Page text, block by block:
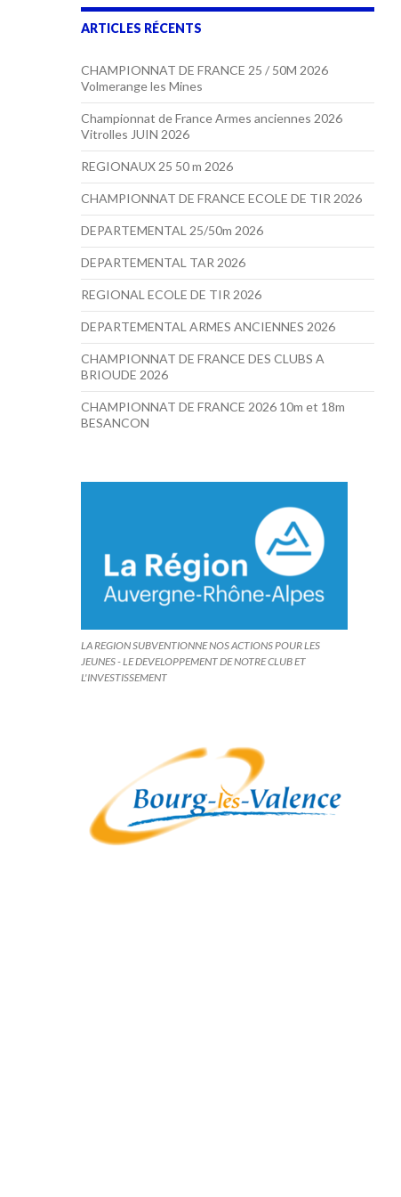
ARTICLES RÉCENTS
CHAMPIONNAT DE FRANCE 25 / 50M 2026
Volmerange les Mines
Championnat de France Armes anciennes 2026
Vitrolles JUIN 2026
REGIONAUX 25 50 m 2026
CHAMPIONNAT DE FRANCE ECOLE DE TIR 2026
DEPARTEMENTAL 25/50m 2026
DEPARTEMENTAL TAR 2026
REGIONAL ECOLE DE TIR 2026
DEPARTEMENTAL ARMES ANCIENNES 2026
CHAMPIONNAT DE FRANCE DES CLUBS A
BRIOUDE 2026
CHAMPIONNAT DE FRANCE 2026 10m et 18m
BESANCON
LA REGION SUBVENTIONNE NOS ACTIONS POUR LES
JEUNES - LE DEVELOPPEMENT DE NOTRE CLUB ET
L'INVESTISSEMENT